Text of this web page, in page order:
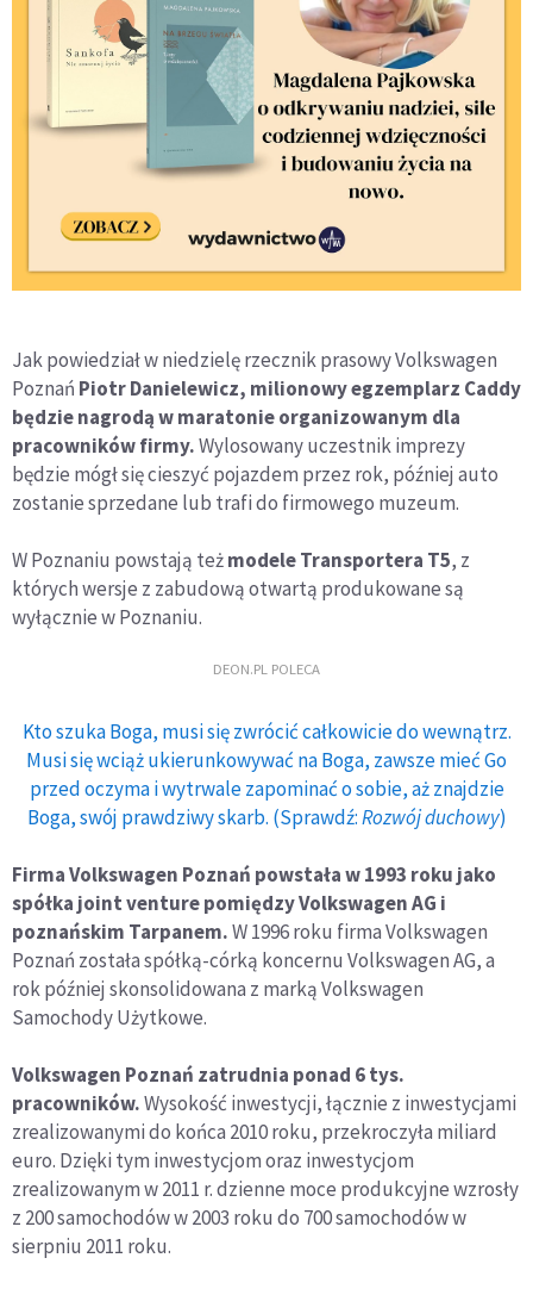
Jak powiedział w niedzielę rzecznik prasowy Volkswagen
Poznań Piotr Danielewicz, milionowy egzemplarz Caddy
będzie nagrodą w maratonie organizowanym dla
pracowników firmy.Wylosowany uczestnik imprezy
będzie mógł się cieszyć pojazdem przez rok, później auto
zostanie sprzedane lub trafi do firmowego muzeum.
W Poznaniu powstają teżmodele Transportera T5, z
których wersje z zabudową otwartą produkowane są
wyłącznie w Poznaniu.
DEON.PL POLECA
Kto szuka Boga, musi się zwrócić całkowicie do wewnątrz.
Musi się wciąż ukierunkowywać na Boga, zawsze mieć Go
przed oczyma i wytrwale zapominać o sobie, aż znajdzie
Boga, swój prawdziwy skarb. (Sprawdź:Rozwój duchowy)
Firma Volkswagen Poznań powstała w 1993 roku jako
spółka joint venture pomiędzy Volkswagen AG i
poznańskim Tarpanem.W 1996 roku firma Volkswagen
Poznań została spółką-córką koncernu Volkswagen AG, a
rok później skonsolidowana z marką Volkswagen
Samochody Użytkowe.
Volkswagen Poznań zatrudnia ponad 6 tys.
pracowników.Wysokość inwestycji, łącznie z inwestycjami
zrealizowanymi do końca 2010 roku, przekroczyła miliard
euro. Dzięki tym inwestycjom oraz inwestycjom
zrealizowanym w 2011 r. dzienne moce produkcyjne wzrosły
z 200 samochodów w 2003 roku do 700 samochodów w
sierpniu 2011 roku.